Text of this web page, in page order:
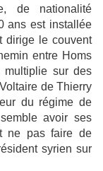
de nationalité
ans est installée
dirige le couvent
entre Homs
multiplie sur des
de Thierry
du régime de
avoir ses
ne pas faire de
syrien sur